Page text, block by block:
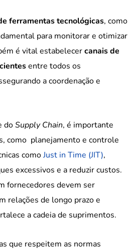
ferramentas tecnológicas, como
para monitorar e otimizar
é vital estabelecercanais de
entre todos os
a coordenação e
doSupply Chain, é importante
como planejamento e controle
comoJust in Time (JIT),
excessivos e a reduzir custos.
fornecedores devem ser
relações de longo prazo e
a cadeia de suprimentos.
que respeitem as normas